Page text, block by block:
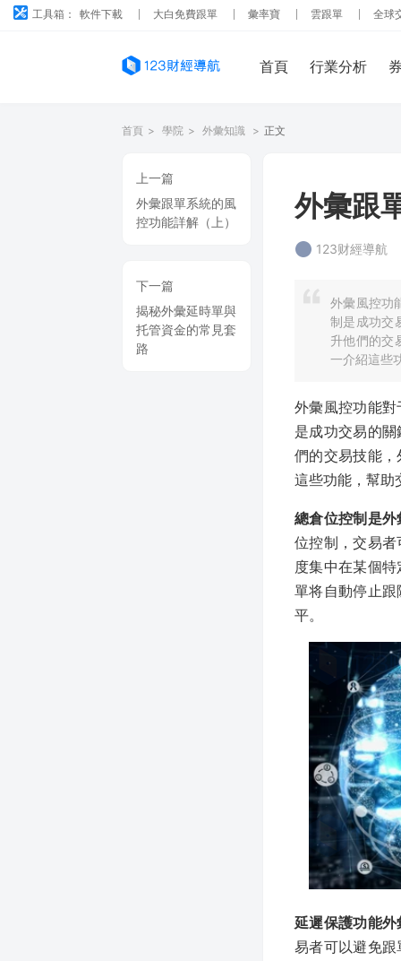
工具箱： 軟件下載 大白免費跟單 彙率寶 雲跟單 全球
首頁 行業分析
首頁 > 學院 > 外彙知識 > 正文
上一篇
外彙跟單系統的風
控功能詳解（上）
下一篇
揭秘外彙延時單與
托管資金的常見套
路
外彙跟
123财經導航
外彙風控功
制是成功交
升他們的交
一介紹這些
外彙風控功能
是成功交易的
們的交易技能
這些功能，幫助
總倉位控制是
位控制，交易
度集中在某個
單将自動停止
平。
延遲保護功能
易者可以避免